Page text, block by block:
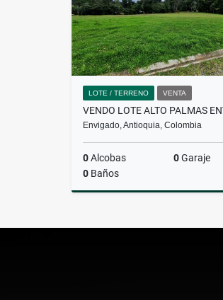
LOTE / TERRENO VENTA
Envigado, Antioquia, Colombia
0Alcobas 0Garaje
0 Baños
$1.365.000.000